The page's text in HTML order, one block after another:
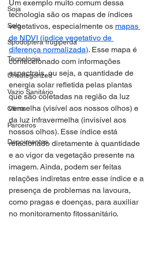
Soja
Solo
Spodoptera frugiperda
Tecnologia
Uncategorized
Vazio Sanitário
Clima
Parceiros
Depoimentos
Um exemplo muito comum dessa
tecnologia são os mapas de índices
vegetativos, especialmente os mapas
de NDVI (índice vegetativo de
diferença normalizada). Esse mapa é
confeccionado com informações
espectrais, ou seja, a quantidade de
energia solar refletida pelas plantas
que são coletadas na região da luz
vermelha (visível aos nossos olhos) e
da luz infravermelha (invisível aos
nossos olhos). Esse índice está
relacionado diretamente à quantidade
e ao vigor da vegetação presente na
imagem. Ainda, podem ser feitas
relações indiretas entre esse índice e a
presença de problemas na lavoura,
como pragas e doenças, para auxiliar
no monitoramento fitossanitário.